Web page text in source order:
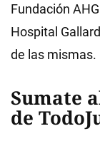
Fundación
Hospital
de las mismas.
Sumate
de